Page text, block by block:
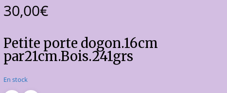
30,00€
Petite porte dogon.16cm
par21cm.Bois.241grs
En stock